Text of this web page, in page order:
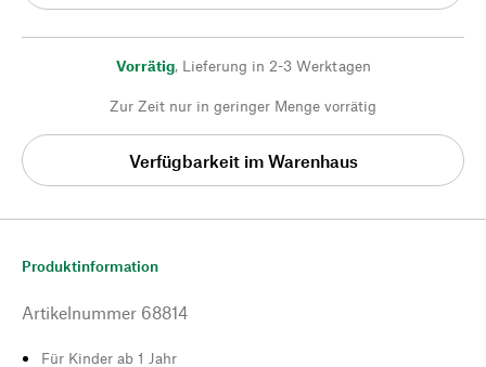
Vorrätig, Lieferung in 2-3 Werktagen
Zur Zeit nur in geringer Menge vorrätig
Verfügbarkeit im Warenhaus
Produktinformation
Artikelnummer 68814
Für Kinder ab 1 Jahr